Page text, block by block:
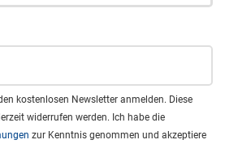
kostenlosen Newsletter anmelden. Diese
widerrufen werden. Ich habe die
zur Kenntnis genommen und akzeptiere